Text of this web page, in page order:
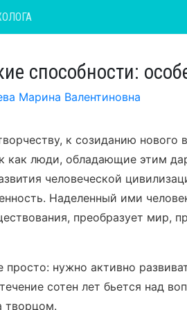
способности:
Марина Валентиновна
к созиданию
как люди, обладающие этим
человеческой
Наделенный ими
преобразует мир,
просто: нужно активно
сотен лет бьется над
творцом.